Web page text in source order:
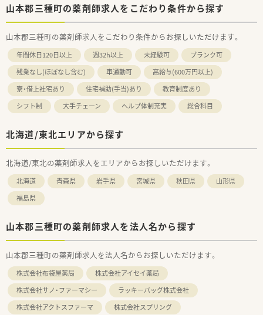
山本郡三種町の薬剤師求人をこだわり条件から探す
山本郡三種町の薬剤師求人をこだわり条件からお探しいただけます。
年間休日120日以上 週32h以上 未経験可
ブランク可
残業なし(ほぼなし含む)
車通勤可
高給与(600万円以上)
寮・借上社宅あり
住宅補助(手当)あり
教育制度あり
シフト制
大手チェーン ヘルプ体制充実 総合科目
北海道/東北エリアから探す
北海道/東北の薬剤師求人をエリアからお探しいただけます。
北海道 青森県 岩手県 宮城県 秋田県
山形県
福島県
山本郡三種町の薬剤師求人を法人名から探す
山本郡三種町の薬剤師求人を法人名からお探しいただけます。
株式会社布袋屋薬局
株式会社アイセイ薬局
株式会社サノ・ファーマシー
ラッキーバッグ株式会社
株式会社アクトスファーマ
株式会社スプリング